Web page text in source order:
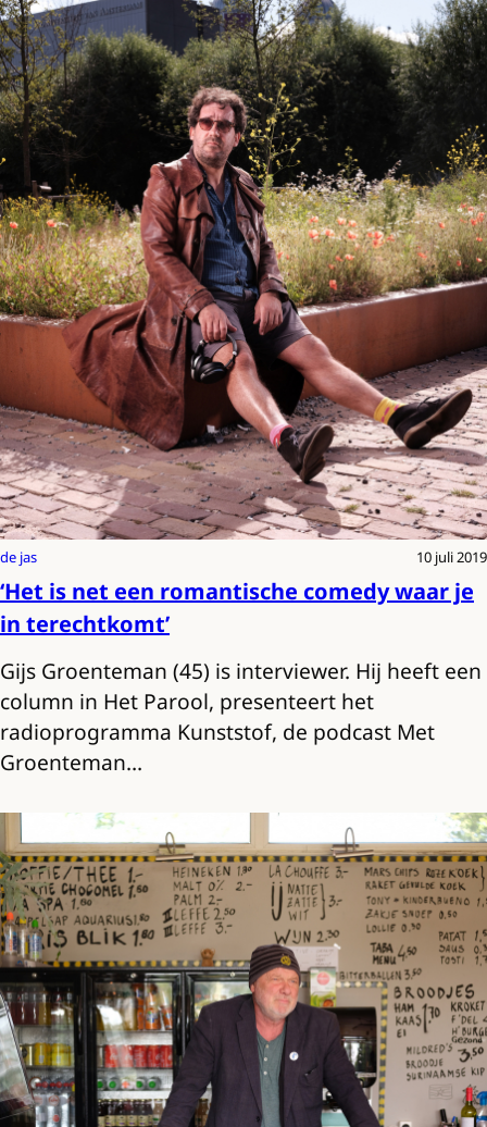
de jas 10 juli 2019
‘Het is net een romantische comedy waar je
in terechtkomt’
Gijs Groenteman (45) is interviewer. Hij heeft een
column in Het Parool, presenteert het
radioprogramma Kunststof, de podcast Met
Groenteman…